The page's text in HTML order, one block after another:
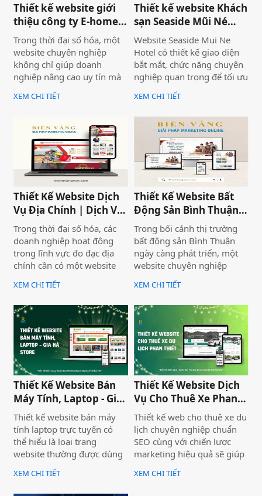
Thiết kế website giới
thiệu công ty E-home
Bình Thuận
Trong thời đại số hóa, một
website chuyên nghiệp
không chỉ giúp doanh
nghiệp nâng cao uy tín mà
còn là công cụ tiếp cận
khách hàng hiệu quả. Dịch
thiệu công ty mang đến giải
pháp tối ưu, giúp doanh
nghiệp thể hiện thương
hiệu một cách ấn tượng và
chuyên nghiệp trên môi
XEM CHI TIẾT
Thiết kế website Khách
sạn Seaside Mũi Né
chuyên nghiệp
Website Seaside Mui Ne
Hotel có thiết kế giao diện
bắt mắt, chức năng chuyên
nghiệp quan trọng để tối ưu
trải nghiệm người dùng và
hỗ trợ hoạt động kinh
website chuyên nghiệp
không chỉ giúp bạn tiếp cận
nhiều khách hàng hơn mà
còn nâng cao uy tín thương
hiệu, tạo lợi thế cạnh tranh
trên thị trường.
XEM CHI TIẾT
Thiết Kế Website Dịch
Vụ Địa Chính | Dịch Vụ
Địa Chính Toàn Quốc
Trong thời đại số hóa, các
doanh nghiệp hoạt động
trong lĩnh vực đo đạc địa
chính cần có một website
chuyên nghiệp để nâng cao
uy tín và thu hút khách
Vàng cung cấp giải pháp
thiết kế website đo đạc địa
chính với giao diện hiện đại,
chuẩn SEO và đầy đủ chức
năng phục vụ doanh
nghiệp.
XEM CHI TIẾT
Thiết Kế Website Bất
Động Sản Bình Thuận
Land
Trong bối cảnh thị trường
bất động sản Bình Thuận
ngày càng phát triển, một
website chuyên nghiệp
không chỉ giúp doanh
nghiệp nâng cao thương
hàng tiềm năng. Thiết Kế
Website Biển Vàng mang
đến giải pháp tối ưu cho
Bình Thuận Land, giúp
doanh nghiệp tiếp cận
khách hàng nhanh chóng,
chuyên nghiệp và hiệu quả.
XEM CHI TIẾT
Thiết Kế Website Bán
Máy Tính, Laptop - Gia
Hà Store
Thiết kế website bán máy
tính laptop trực tuyến có
thể hiểu là loại trang
website thường được dùng
để trưng bày và bán các sản
phẩm laptop đa dạng về
XEM CHI TIẾT
Thiết Kế Website Dịch
Vụ Cho Thuê Xe Phan
Thiết
Thiết kế web cho thuê xe du
lịch chuyên nghiệp chuẩn
SEO cùng với chiến lược
marketing hiệu quả sẽ giúp
doanh nghiệp của bạn gia
tăng doanh số bán hàng
XEM CHI TIẾT